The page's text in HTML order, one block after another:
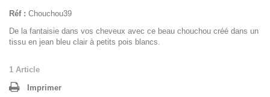
Réf : Chouchou39
De la fantaisie dans vos cheveux avec ce beau chouchou créé dans un
tissu en jean bleu clair à petits pois blancs.
1 Article
Imprimer